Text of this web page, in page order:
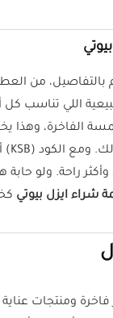
بالتفاصيل، من
اللي تناسب كل
الفاخرة،
راحة. ولو حابة
شراء ايزل بيوتي
ومنتجات